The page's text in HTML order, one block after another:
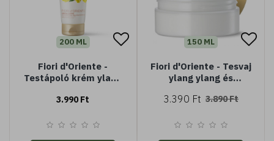
200 ML
Fiori d'Oriente -
Testápoló krém ylang
rózsa kivonattal (200
3.990 Ft
150 ML
Fiori d'Oriente - Tesvaj
ylang ylang és
kivonattal (150 ml)
3.390 Ft 3.890 Ft